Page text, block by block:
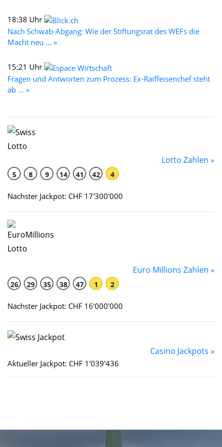
18:38 Uhr
Nach Schwab-Abgang: Wie der Stiftungsrat des WEFs die
Macht neu ... »
15:21 Uhr
Fragen und Antworten zum Prozess: Ex-Raiffeisenchef steht
ab ... »
Lotto Zahlen »
5 8 9 14 41 42 4
Nächster Jackpot: CHF 17'300'000
Euro Millions Zahlen »
26 29 35 38 47 1 2
Nächster Jackpot: CHF 16'000'000
Casino Jackpots »
Aktueller Jackpot: CHF 1'039'436